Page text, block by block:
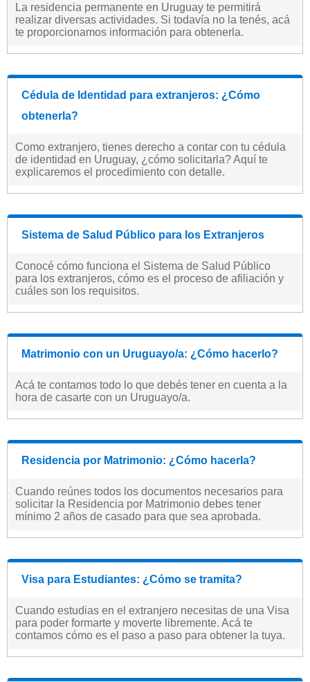
La residencia permanente en Uruguay te permitirá
realizar diversas actividades. Si todavía no la tenés, acá
te proporcionamos información para obtenerla.
Cédula de Identidad para extranjeros: ¿Cómo
obtenerla?
Como extranjero, tienes derecho a contar con tu cédula
de identidad en Uruguay, ¿cómo solicitarla? Aquí te
explicaremos el procedimiento con detalle.
Sistema de Salud Público para los Extranjeros
Conocé cómo funciona el Sistema de Salud Público
para los extranjeros, cómo es el proceso de afiliación y
cuáles son los requisitos.
Matrimonio con un Uruguayo/a: ¿Cómo hacerlo?
Acá te contamos todo lo que debés tener en cuenta a la
hora de casarte con un Uruguayo/a.
Residencia por Matrimonio: ¿Cómo hacerla?
Cuando reúnes todos los documentos necesarios para
solicitar la Residencia por Matrimonio debes tener
mínimo 2 años de casado para que sea aprobada.
Visa para Estudiantes: ¿Cómo se tramita?
Cuando estudias en el extranjero necesitas de una Visa
para poder formarte y moverte libremente. Acá te
contamos cómo es el paso a paso para obtener la tuya.